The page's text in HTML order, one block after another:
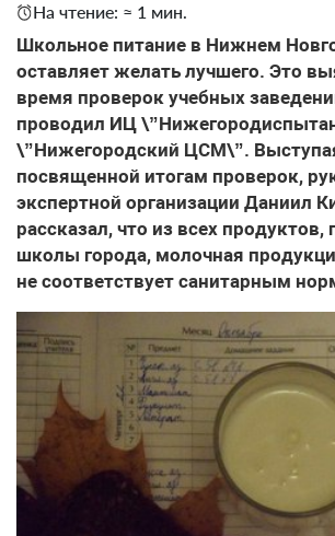
На чтение: ≈ 1 мин.
Школьное питание в Нижнем
оставляет желать лучшего. Это
время проверок учебных
проводил ИЦ
\”Нижегородский ЦСМ\”.
посвященной итогам проверок,
экспертной организации Даниил
рассказал, что из всех
школы города, молочная
не соответствует санитарным